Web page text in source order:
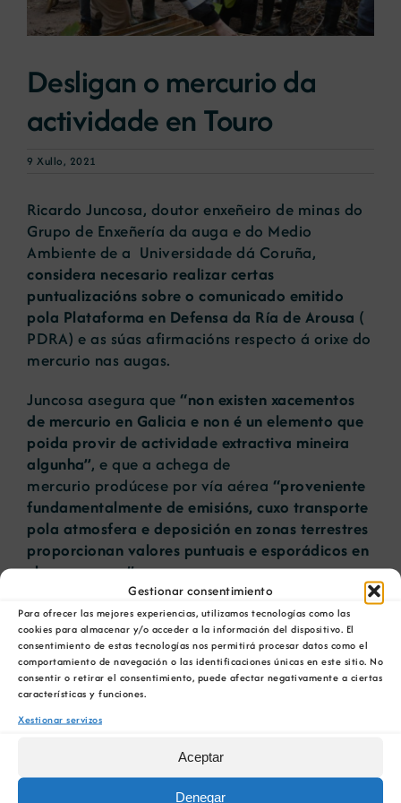
Gestionar consentimiento
Para ofrecer las mejores experiencias, utilizamos tecnologías como las
cookies para almacenar y/o acceder a la información del dispositivo. El
consentimiento de estas tecnologías nos permitirá procesar datos como el
comportamiento de navegación o las identificaciones únicas en este sitio. No
consentir o retirar el consentimiento, puede afectar negativamente a ciertas
características y funciones.
Xestionar servizos
Aceptar
Denegar
Portal de emprego
Contacto
Desligan o mercurio da
actividade en Touro
9 Xullo, 2021
Ricardo Juncosa, doutor enxeñeiro de minas do
Grupo de Enxeñería da auga e do Medio
Ambiente de a Universidade dá Coruña,
considera necesario realizar certas
puntualizacións sobre o comunicado emitido
pola Plataforma en Defensa da Ría de Arousa (
PDRA) e as súas afirmacións respecto á orixe do
mercurio nas augas.
Juncosa asegura que “non existen xacementos
de mercurio en Galicia e non é un elemento que
poida provir de actividade extractiva mineira
algunha”, e que a achega de
mercurio prodúcese por vía aérea “proveniente
fundamentalmente de emisións, cuxo transporte
pola atmosfera e deposición en zonas terrestres
proporcionan valores puntuais e esporádicos en
chans e augas”.
O experto puntualiza ademais que serealizaron
durante máis de 3 anos estudos enos que se
tomaron máis de 220 mostras de augas
subterráneas en 19 piezómetros, máis de 550
mostras en 20 puntos dos arroios e ríos da
contorna e máis de 210 mostras en 8 captacións
Arinteiro e Touro. Os resultados do estudo
mostrana presenza de o elemento “tanto nas